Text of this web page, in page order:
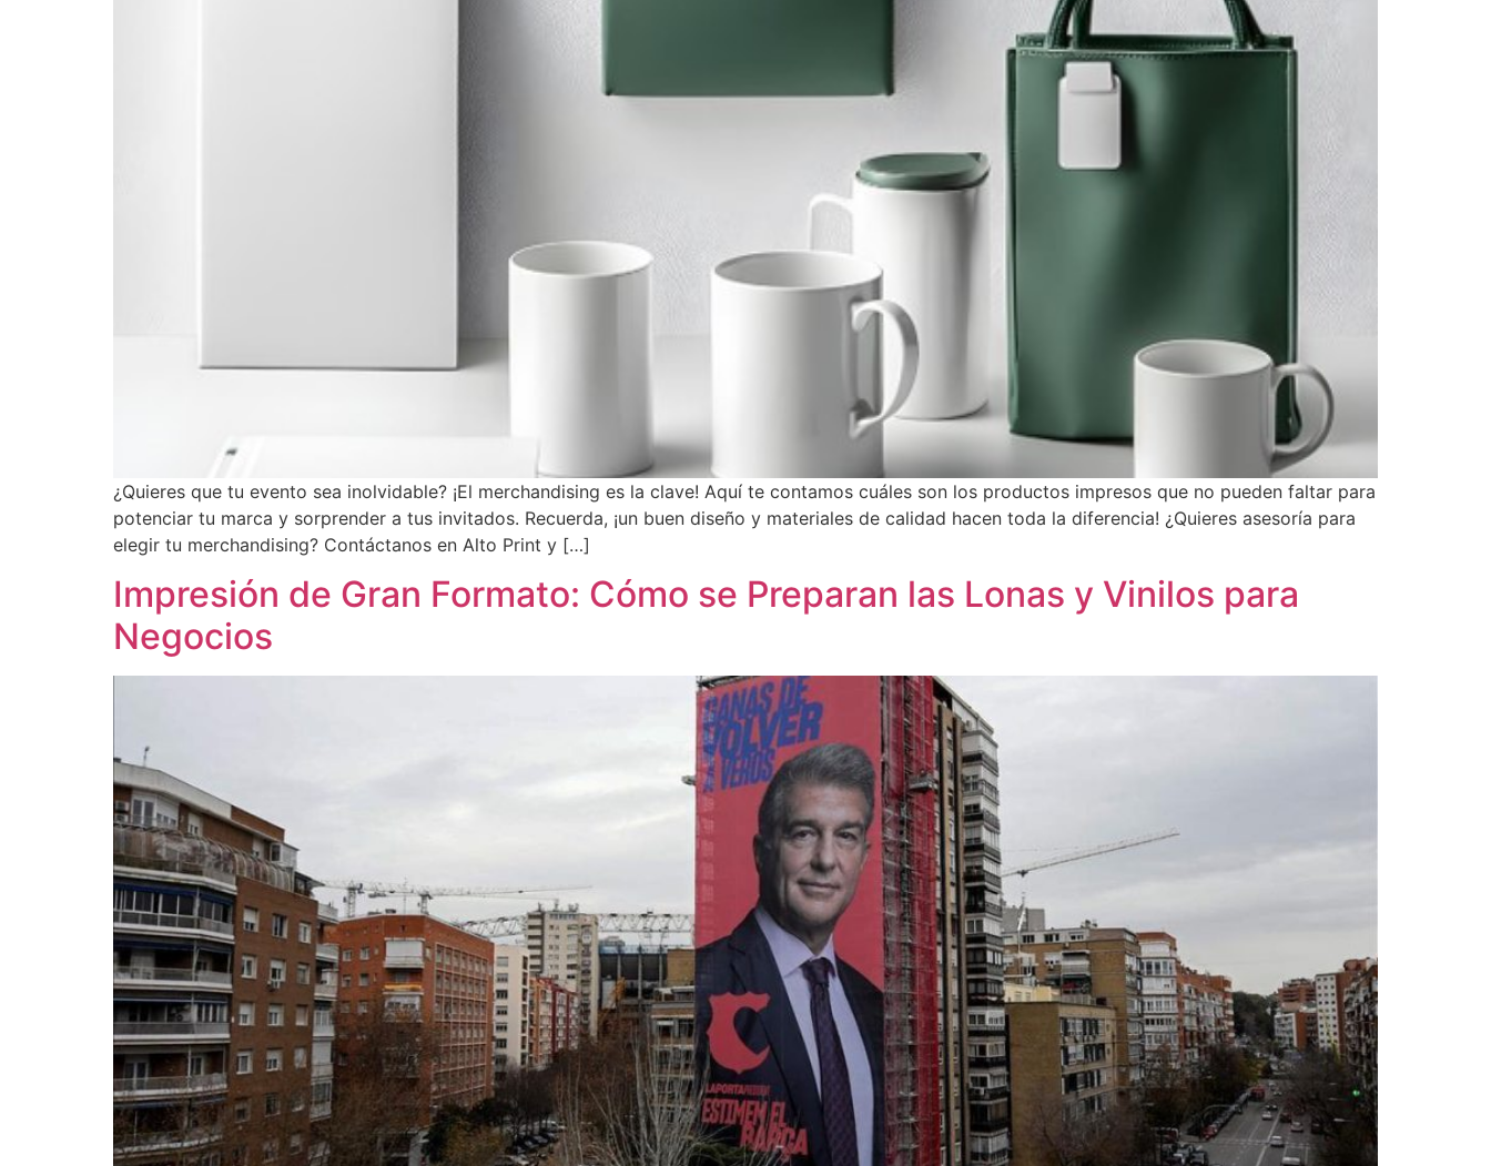
¿Quieres que tu evento sea inolvidable? ¡El merchandising es la clave! Aquí te contamos cuáles son los productos impresos que no pueden faltar para
potenciar tu marca y sorprender a tus invitados. Recuerda, ¡un buen diseño y materiales de calidad hacen toda la diferencia! ¿Quieres asesoría para
elegir tu merchandising? Contáctanos en Alto Print y […]
Impresión de Gran Formato: Cómo se Preparan las Lonas y Vinilos para
Negocios